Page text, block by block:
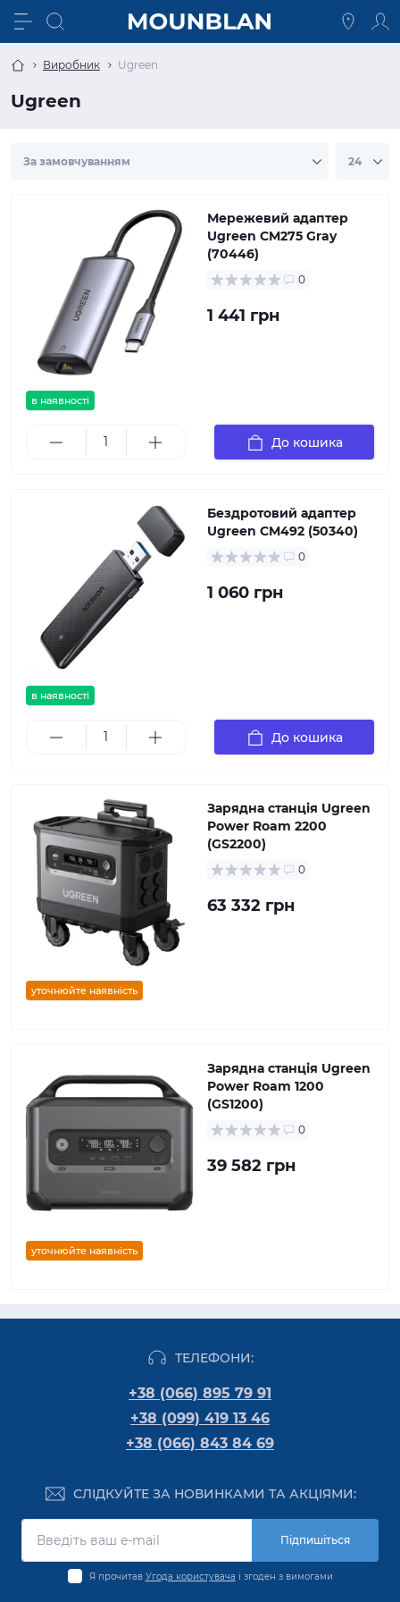
Виробник Ugreen
Ugreen
в наявності
Мережевий адаптер
Ugreen CM275 Gray
(70446)
0
1 441 грн
До кошика
в наявності
Бездротовий адаптер
Ugreen CM492 (50340)
0
1 060 грн
До кошика
уточнюйте наявність
Зарядна станція Ugreen
Power Roam 2200
(GS2200)
0
63 332 грн
уточнюйте наявність
Зарядна станція Ugreen
Power Roam 1200
(GS1200)
0
39 582 грн
ТЕЛЕФОНИ:
+38 (066) 895 79 91
+38 (099) 419 13 46
+38 (066) 843 84 69
СЛІДКУЙТЕ ЗА НОВИНКАМИ ТА АКЦІЯМИ:
Підпишіться
Я прочитав Угода користувача і згоден з вимогами